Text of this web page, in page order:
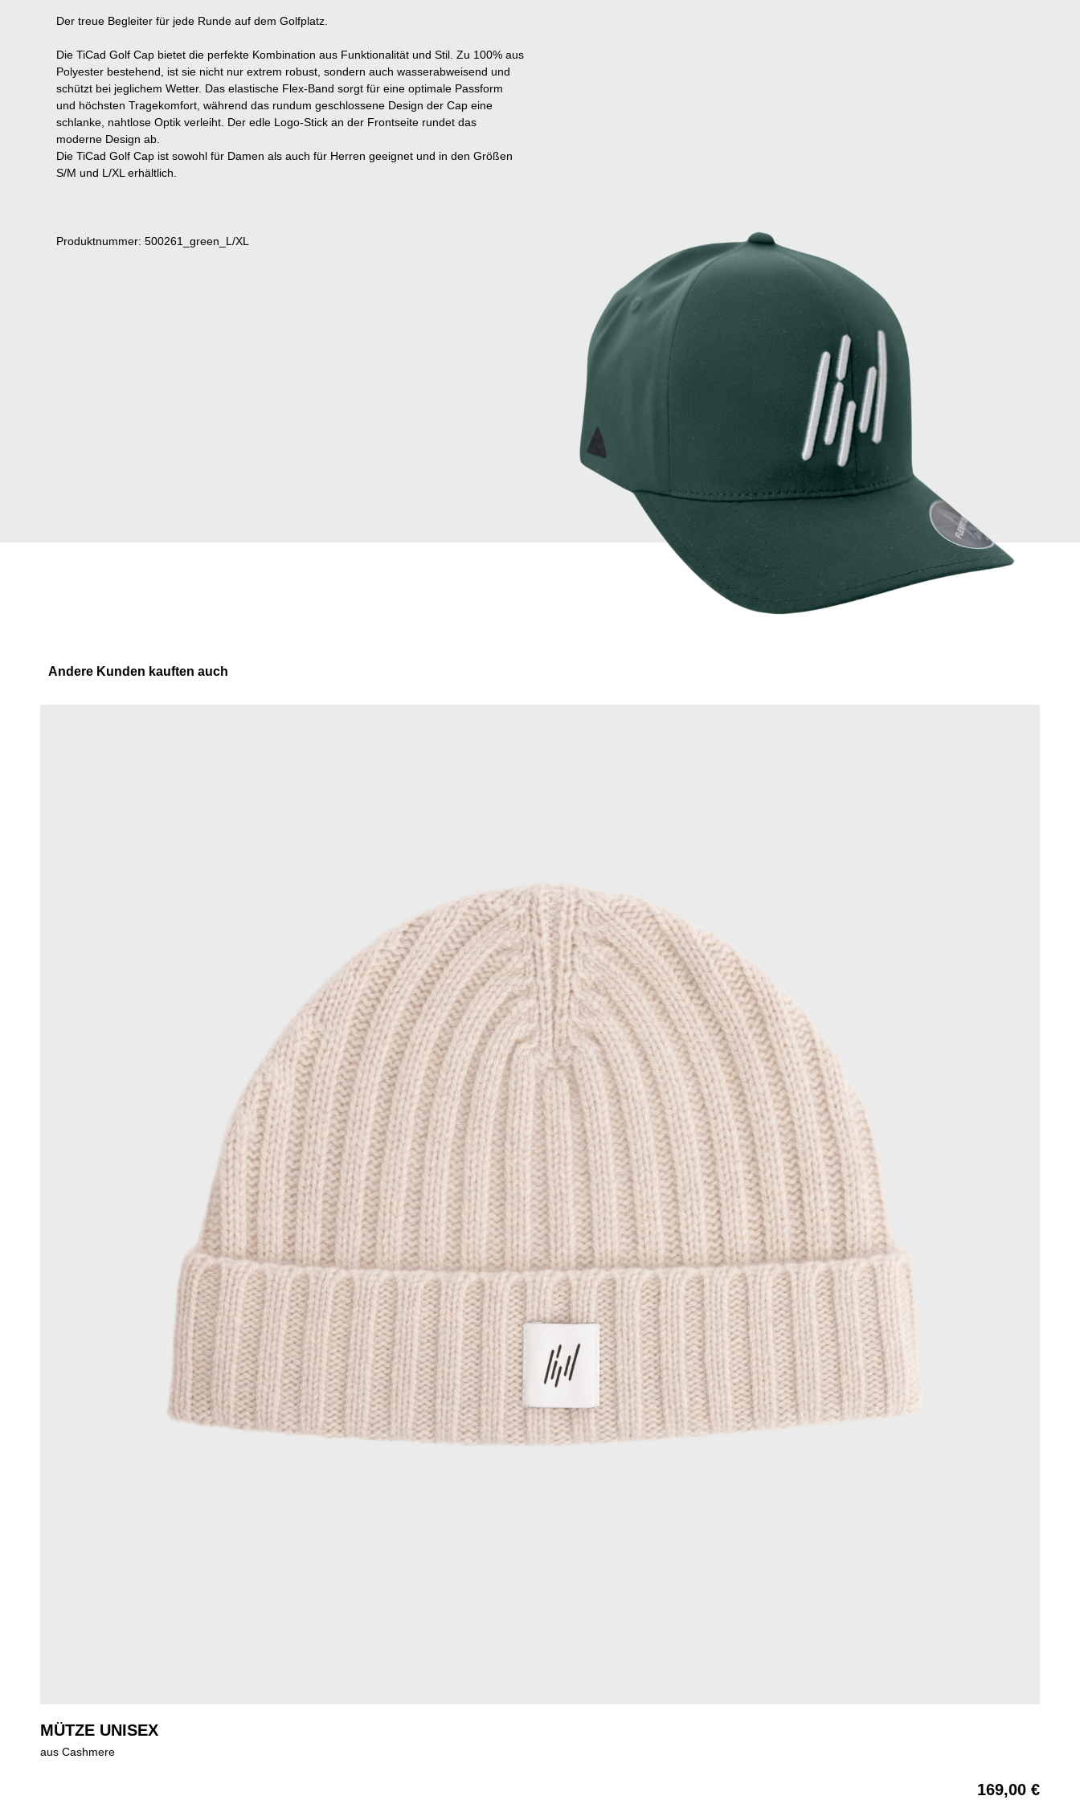
Der treue Begleiter für jede Runde auf dem Golfplatz.
Die TiCad Golf Cap bietet die perfekte Kombination aus Funktionalität und Stil. Zu 100% aus
Polyester bestehend, ist sie nicht nur extrem robust, sondern auch wasserabweisend und
schützt bei jeglichem Wetter. Das elastische Flex-Band sorgt für eine optimale Passform
und höchsten Tragekomfort, während das rundum geschlossene Design der Cap eine
schlanke, nahtlose Optik verleiht. Der edle Logo-Stick an der Frontseite rundet das
moderne Design ab.
Die TiCad Golf Cap ist sowohl für Damen als auch für Herren geeignet und in den Größen
S/M und L/XL erhältlich.
Produktnummer: 500261_green_L/XL
Andere Kunden kauften auch
MÜTZE UNISEX
aus Cashmere
169,00 €